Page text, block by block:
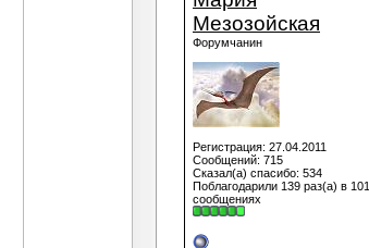
Мезозойская
Форумчанин
Регистрация: 27.04.2011
Сообщений: 715
Сказал(а) спасибо: 534
Поблагодарили 139 раз(а) в 101
сообщениях